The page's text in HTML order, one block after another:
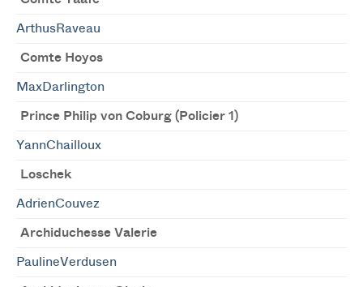
ArthusRaveau
Comte Hoyos
MaxDarlington
Prince Philip von Coburg (Policier 1)
YannChailloux
Loschek
AdrienCouvez
Archiduchesse Valerie
PaulineVerdusen